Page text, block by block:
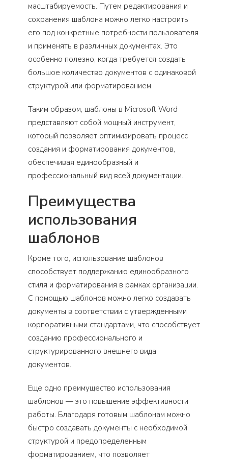
масштабируемость. Путем редактирования и
сохранения шаблона можно легко настроить
его под конкретные потребности пользователя
и применять в различных документах. Это
особенно полезно, когда требуется создать
большое количество документов с одинаковой
структурой или форматированием.
Таким образом, шаблоны в Microsoft Word
представляют собой мощный инструмент,
который позволяет оптимизировать процесс
создания и форматирования документов,
обеспечивая единообразный и
профессиональный вид всей документации.
Преимущества
использования
шаблонов
Кроме того, использование шаблонов
способствует поддержанию единообразного
стиля и форматирования в рамках организации.
С помощью шаблонов можно легко создавать
документы в соответствии с утвержденными
корпоративными стандартами, что способствует
созданию профессионального и
структурированного внешнего вида
документов.
Еще одно преимущество использования
шаблонов — это повышение эффективности
работы. Благодаря готовым шаблонам можно
быстро создавать документы с необходимой
структурой и предопределенным
форматированием, что позволяет